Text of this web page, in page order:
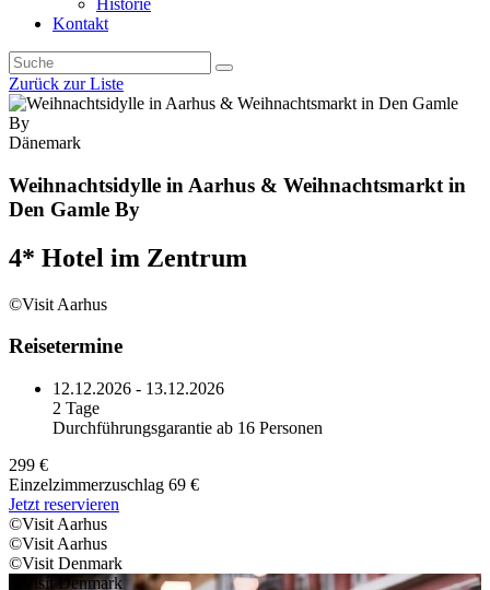
Historie
Kontakt
Zurück zur Liste
Dänemark
Weihnachtsidylle in Aarhus & Weihnachtsmarkt in
Den Gamle By
4* Hotel im Zentrum
©Visit Aarhus
Reisetermine
12.12.2026 - 13.12.2026
2 Tage
Durchführungsgarantie ab 16 Personen
299 €
Einzelzimmerzuschlag 69 €
Jetzt reservieren
©Visit Aarhus
©Visit Aarhus
©Visit Denmark
©Visit Denmark